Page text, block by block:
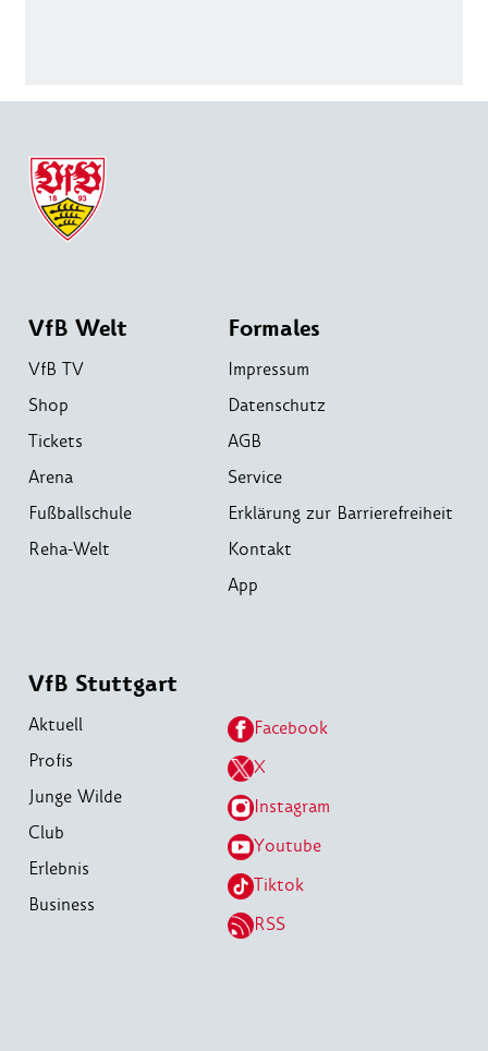
VfB Welt
VfB TV
Shop
Tickets
Arena
Fußballschule
Reha-Welt
Formales
Impressum
Datenschutz
AGB
Service
Erklärung zur Barrierefreiheit
Kontakt
App
VfB Stuttgart
Aktuell
Profis
Junge Wilde
Club
Erlebnis
Business
Facebook
X
Instagram
Youtube
Tiktok
RSS